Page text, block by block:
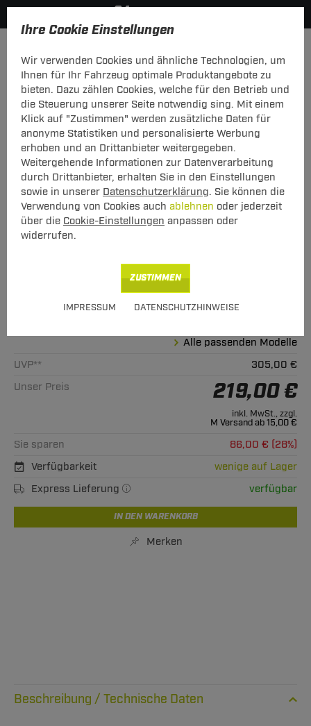
Ihre Cookie Einstellungen
Wir verwenden Cookies und ähnliche Technologien, um
Ihnen für Ihr Fahrzeug optimale Produktangebote zu
bieten. Dazu zählen Cookies, welche für den Betrieb und
die Steuerung unserer Seite notwendig sing. Mit einem
Klick auf "Zustimmen" werden zusätzliche Daten für
anonyme Statistiken und personalisierte Werbung
erhoben und an Drittanbieter weitergegeben.
Weitergehende Informationen zur Datenverarbeitung
durch Drittanbieter, erhalten Sie in den Einstellungen
sowie in unserer Datenschutzerklärung. Sie können die
Verwendung von Cookies auch ablehnen oder jederzeit
über die Cookie-Einstellungen anpassen oder
widerrufen.
IMPRESSUM DATENSCHUTZHINWEISE
ZUSTIMMEN
Hier geht's zur Fahrzeugübersicht: Skoda Fabia Kombi
Anhängerkupplung abnehmbar von
Auto Hak: Skoda Fabia Kombi II Typ 5J
Hebelsystem, abnehmbar - von hinten
gesteckt
10.2007 - 03.2010
Alle passenden Modelle
UVP**
305,00 €
Unser Preis
219,00 €
inkl. MwSt., zzgl.
M Versand ab 15,00 €
Sie sparen
86,00 € (28%)
Verfügbarkeit
wenige auf Lager
Express Lieferung
verfügbar
IN DEN WARENKORB
Merken
Technische Daten